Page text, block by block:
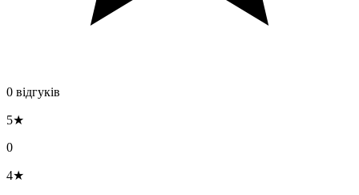
0 відгуків
5★
0
4★